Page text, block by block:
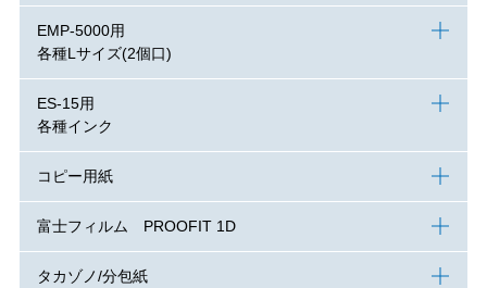
EMP-5000用
各種Lサイズ(2個口)
ES-15用
各種インク
コピー用紙
富士フィルム PROOFIT 1D
タカゾノ/分包紙